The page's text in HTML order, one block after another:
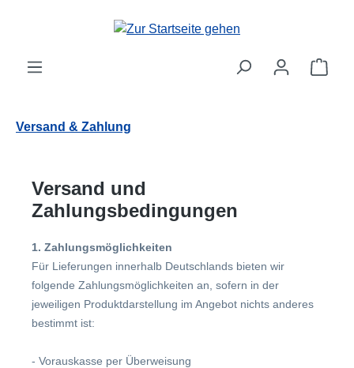
Zum Hauptinhalt springen
Versand & Zahlung
Versand und
Zahlungsbedingungen
1. Zahlungsmöglichkeiten
Für Lieferungen innerhalb Deutschlands bieten wir
folgende Zahlungsmöglichkeiten an, sofern in der
jeweiligen Produktdarstellung im Angebot nichts anderes
bestimmt ist:
- Vorauskasse per Überweisung